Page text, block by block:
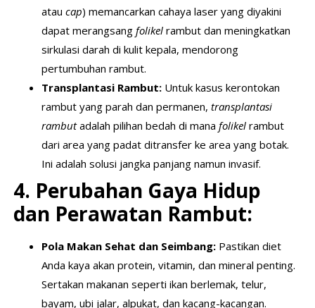
atau cap) memancarkan cahaya laser yang diyakini
dapat merangsang folikelrambut dan meningkatkan
sirkulasi darah di kulit kepala, mendorong
pertumbuhan rambut.
Transplantasi Rambut:Untuk kasus kerontokan
rambut yang parah dan permanen, transplantasi
rambutadalah pilihan bedah di mana folikelrambut
dari area yang padat ditransfer ke area yang botak.
Ini adalah solusi jangka panjang namun invasif.
4. Perubahan Gaya Hidup
dan Perawatan Rambut:
Pola Makan Sehat dan Seimbang:Pastikan diet
Anda kaya akan protein, vitamin, dan mineral penting.
Sertakan makanan seperti ikan berlemak, telur,
bayam, ubi jalar, alpukat, dan kacang-kacangan.